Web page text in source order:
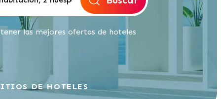
las mejores ofertas de hoteles
DE HOTELES